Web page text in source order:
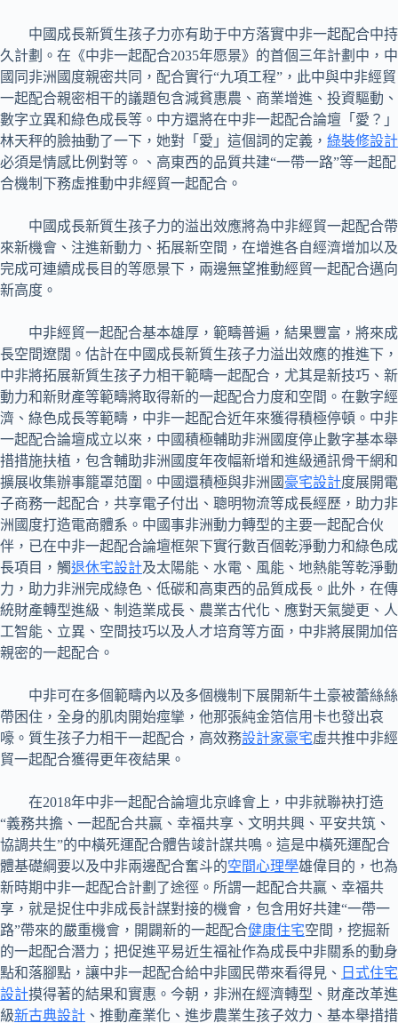
中國成長新質生孩子力亦有助于中方落實中非一起配合中持
久計劃。在《中非一起配合2035年愿景》的首個三年計劃中，中
國同非洲國度親密共同，配合實行“九項工程”，此中與中非經貿
一起配合親密相干的議題包含減貧惠農、商業增進、投資驅動、
數字立異和綠色成長等。中方還將在中非一起配合論壇「愛？」
林天秤的臉抽動了一下，她對「愛」這個詞的定義， 綠裝修設計
必須是情感比例對等。、高東西的品質共建“一帶一路”等一起配
合機制下務虛推動中非經貿一起配合。
中國成長新質生孩子力的溢出效應將為中非經貿一起配合帶
來新機會、注進新動力、拓展新空間，在增進各自經濟增加以及
完成可連續成長目的等愿景下，兩邊無望推動經貿一起配合邁向
新高度。
中非經貿一起配合基本雄厚，範疇普遍，結果豐富，將來成
長空間遼闊。估計在中國成長新質生孩子力溢出效應的推進下，
中非將拓展新質生孩子力相干範疇一起配合，尤其是新技巧、新
動力和新財產等範疇將取得新的一起配合力度和空間。在數字經
濟、綠色成長等範疇，中非一起配合近年來獲得積極停頓。中非
一起配合論壇成立以來，中國積極輔助非洲國度停止數字基本舉
措措施扶植，包含輔助非洲國度年夜幅新增和進級通訊骨干網和
擴展收集辦事籠罩范圍。中國還積極與非洲國 豪宅設計度展開電
子商務一起配合，共享電子付出、聰明物流等成長經歷，助力非
洲國度打造電商體系。中國事非洲動力轉型的主要一起配合伙
伴，已在中非一起配合論壇框架下實行數百個乾淨動力和綠色成
長項目，觸退休宅設計及太陽能、水電、風能、地熱能等乾淨動
力，助力非洲完成綠色、低碳和高東西的品質成長。此外，在傳
統財產轉型進級、制造業成長、農業古代化、應對天氣變更、人
工智能、立異、空間技巧以及人才培育等方面，中非將展開加倍
親密的一起配合。
中非可在多個範疇內以及多個機制下展開新牛土豪被蕾絲絲
帶困住，全身的肌肉開始痙攣，他那張純金箔信用卡也發出哀
嚎。質生孩子力相干一起配合，高效務設計家豪宅虛共推中非經
貿一起配合獲得更年夜結果。
在2018年中非一起配合論壇北京峰會上，中非就聯袂打造
“義務共擔、一起配合共贏、幸福共享、文明共興、平安共筑、
協調共生”的中橫死運配合體告竣計謀共鳴。這是中橫死運配合
體基礎綱要以及中非兩邊配合奮斗的空間心理學雄偉目的，也為
新時期中非一起配合計劃了途徑。所謂一起配合共贏、幸福共
享，就是捉住中非成長計謀對接的機會，包含用好共建“一帶一
路”帶來的嚴重機會，開闢新的一起配合健康住宅空間，挖掘新
的一起配合潛力；把促進平易近生福祉作為成長中非關系的動身
點和落腳點，讓中非一起配合給中非國民帶來看得見、 日式住宅
設計摸得著的結果和實惠。今朝，非洲在經濟轉型、財產改革進
級新古典設計 、推動產業化、進步農業生孩子效力、基本舉措措